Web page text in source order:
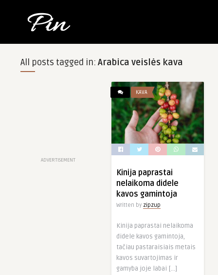
All posts tagged in: Arabica veislės kava
ADVERTISEMENT
KAVA
Kinija paprastai
nelaikoma didele
kavos gamintoja
Written by zipzup
Kinija paprastai nelaikoma
didele kavos gamintoja,
tačiau pastaraisiais metais
kavos suvartojimas ir
gamyba joje labai […]